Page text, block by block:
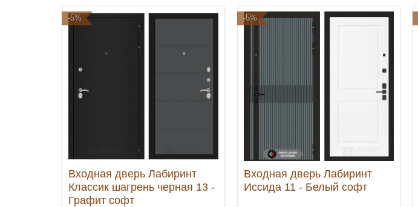
-5%
Входная дверь Лабиринт
Классик шагрень черная 13 -
Графит софт
-5%
Входная дверь Лабиринт
Иссида 11 - Белый софт